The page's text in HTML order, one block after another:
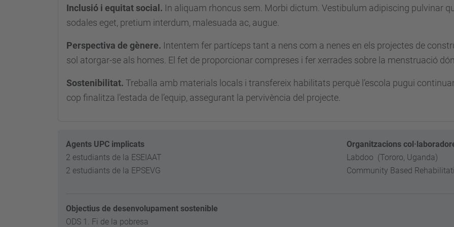
Inclusió i equitat social. In aliquam rhoncus sem. Morbi dictum. Vestibulum adipiscing pulvinar
sodales eget, pretium interdum, malesuada ac, augue.
Perspectiva de gènere. Intentem fer partíceps tant a nens com a nenes en els projectes de
sol atorgar-se als homes. El fet de proporcionar compreses i fer xerrades sobre la menstruació
Sostenibilitat. Treballa amb materials locals i transfereix habilitats perquè l’escola pugui
cop finalitza l’estada de l’equip, assegurant la pervivència del projecte.
Agents UPC implicats
2 estudiants de la ESEIAAT
2 estudiants de la EPSEVG
Organitzacions
Labdoo (Tororo, Uganda)
Community Based
Objectius de desenvolupament sostenible
ODS 1. Fi de la pobresa